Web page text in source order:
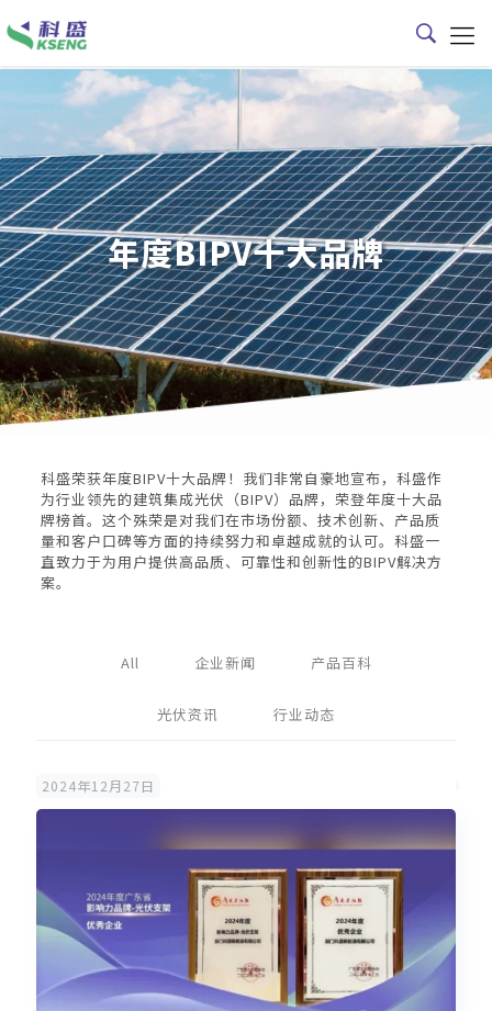
年度BIPV十大品牌
科盛荣获年度BIPV十大品牌！我们非常自豪地宣布，科盛作
为行业领先的建筑集成光伏（BIPV）品牌，荣登年度十大品
牌榜首。这个殊荣是对我们在市场份额、技术创新、产品质
量和客户口碑等方面的持续努力和卓越成就的认可。科盛一
直致力于为用户提供高品质、可靠性和创新性的BIPV解决方
案。
All 企业新闻 产品百科
光伏资讯 行业动态
2024年12月27日